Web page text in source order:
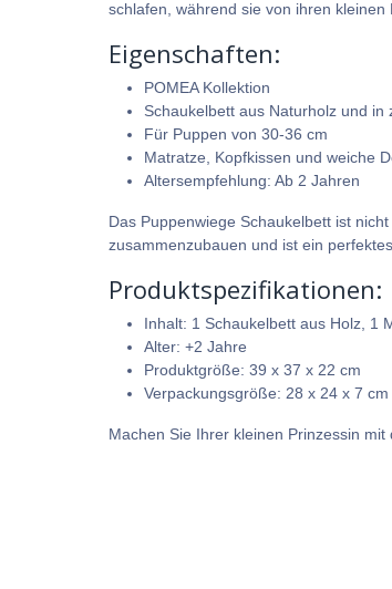
schlafen, während sie von ihren
Eigenschaften:
POMEA Kollektion
Schaukelbett aus Naturholz und in
Für Puppen von 30-36 cm
Matratze, Kopfkissen und weiche
Altersempfehlung: Ab 2 Jahren
Das Puppenwiege Schaukelbett ist
zusammenzubauen und ist ein
Produktspezifikationen:
Inhalt: 1 Schaukelbett aus Holz, 1
Alter: +2 Jahre
Produktgröße: 39 x 37 x 22 cm
Verpackungsgröße: 28 x 24 x 7 cm
Machen Sie Ihrer kleinen Prinzessin